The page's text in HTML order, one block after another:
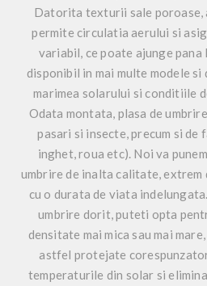
Datorita texturii sale poroase,
permite circulatia aerului si
variabil, ce poate ajunge pana
disponibil in mai multe modele
marimea solarului si conditiile
Odata montata, plasa de
pasari si insecte, precum si de
inghet, roua etc). Noi va
umbrire de inalta calitate, extrem
cu o durata de viata
umbrire dorit, puteti opta
densitate mai mica sau mai mare
astfel protejate
temperaturile din solar si